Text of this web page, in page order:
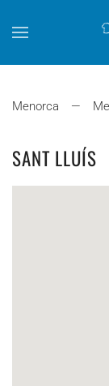
Skip to
Menorca
SANT LLUÍS